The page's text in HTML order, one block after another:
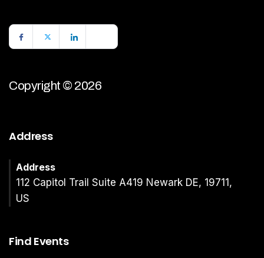
Copyright © 2026
Address
Address
112 Capitol Trail Suite A419 Newark DE, 19711,
US
Find Events